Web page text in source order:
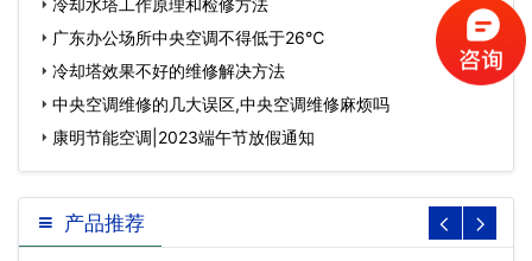
冷却水塔工作原理和检修方法
广东办公场所中央空调不得低于26℃
冷却塔效果不好的维修解决方法
中央空调维修的几大误区,中央空调维修麻烦吗
康明节能空调|2023端午节放假通知
产品推荐